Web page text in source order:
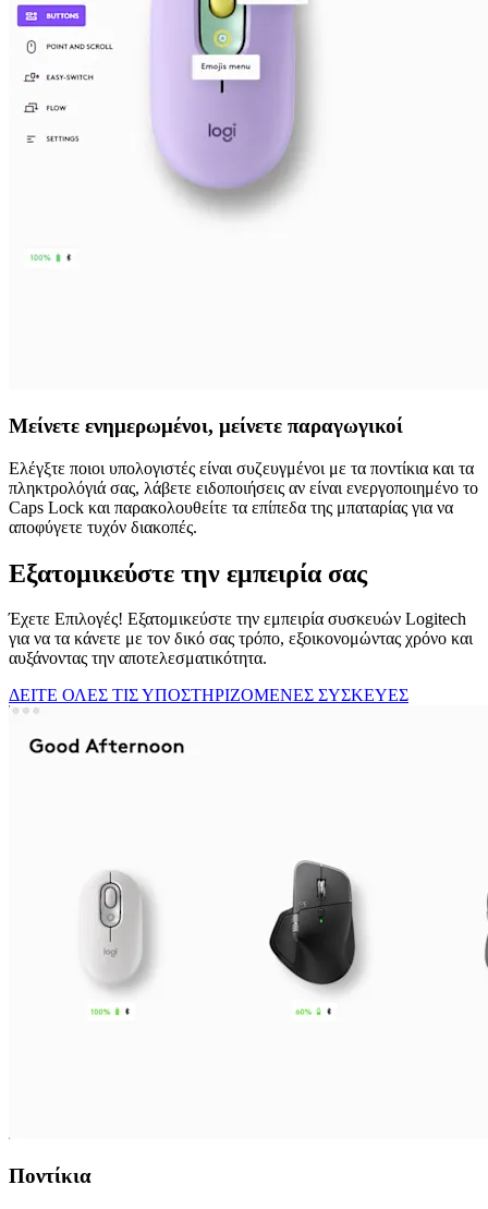
Μείνετε ενημερωμένοι, μείνετε παραγωγικοί
Ελέγξτε ποιοι υπολογιστές είναι συζευγμένοι με τα ποντίκια και τα
πληκτρολόγιά σας, λάβετε ειδοποιήσεις αν είναι ενεργοποιημένο το
Caps Lock και παρακολουθείτε τα επίπεδα της μπαταρίας για να
αποφύγετε τυχόν διακοπές.
Εξατομικεύστε την εμπειρία σας
Έχετε Επιλογές! Εξατομικεύστε την εμπειρία συσκευών Logitech
για να τα κάνετε με τον δικό σας τρόπο, εξοικονομώντας χρόνο και
αυξάνοντας την αποτελεσματικότητα.
ΔΕΙΤΕ ΟΛΕΣ ΤΙΣ ΥΠΟΣΤΗΡΙΖΟΜΕΝΕΣ ΣΥΣΚΕΥΕΣ
Ποντίκια